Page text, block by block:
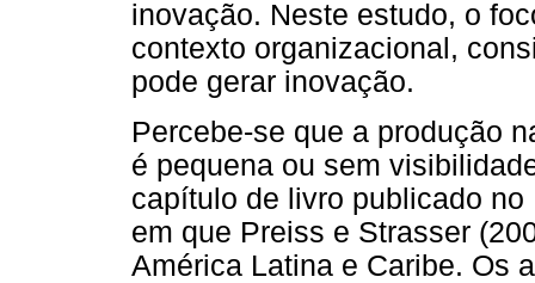
inovação. Neste estudo, o
contexto organizacional,
pode gerar inovação.
Percebe-se que a produção
é pequena ou sem
capítulo de livro publicado
em que Preiss e Strasser
América Latina e Caribe. Os